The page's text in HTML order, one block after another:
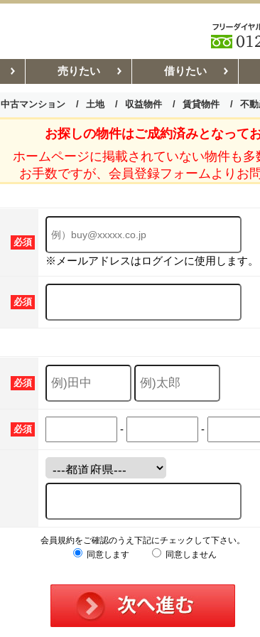
売りたい 借りたい
中古マンション 土地 収益物件 賃貸物件 不
お部屋探しコラム 賃貸管理コ
お探しの物件はご成約済みとなってお
ホームページに掲載されていない物件も多
お手数ですが、会員登録フォームよりお
必須
※メールアドレスはログインに使用します。
必須
必須
必須 - -
会員規約をご確認のうえ下記にチェックして下さい。
同意します
同意しません